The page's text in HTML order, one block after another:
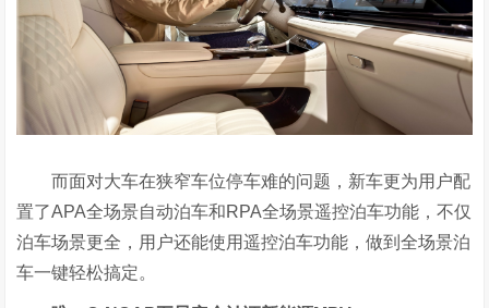
而面对大车在狭窄车位停车难的问题，新车更为用户配
置了APA全场景自动泊车和RPA全场景遥控泊车功能，不仅
泊车场景更全，用户还能使用遥控泊车功能，做到全场景泊
车一键轻松搞定。